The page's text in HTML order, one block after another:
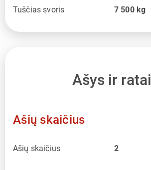
Tuščias svoris 7 500 kg
Ašys ir ratai
Ašių skaičius
Ašių skaičius 2